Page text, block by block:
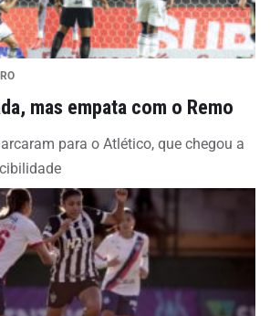
mas empata com o Remo
para o Atlético, que chegou a